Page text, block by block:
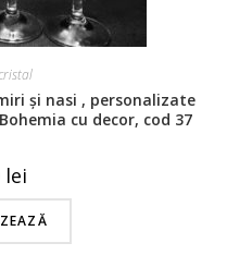
și nasi , personalizate
cu decor, cod 37
lei